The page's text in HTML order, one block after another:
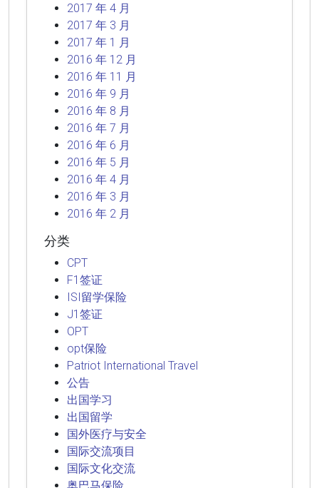
2017 年 4 月
2017 年 3 月
2017 年 1 月
2016 年 12 月
2016 年 11 月
2016 年 9 月
2016 年 8 月
2016 年 7 月
2016 年 6 月
2016 年 5 月
2016 年 4 月
2016 年 3 月
2016 年 2 月
分类
CPT
F1签证
ISI留学保险
J1签证
OPT
opt保险
Patriot International Travel
公告
出国学习
出国留学
国外医疗与安全
国际交流项目
国际文化交流